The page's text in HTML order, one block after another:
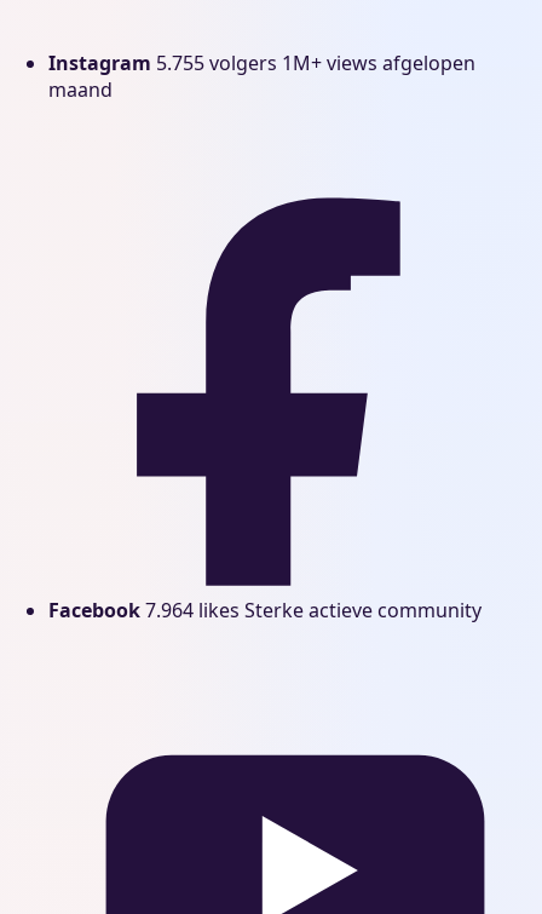
Instagram 5.755 volgers 1M+ views afgelopen
maand
Facebook7.964 likes Sterke actieve community